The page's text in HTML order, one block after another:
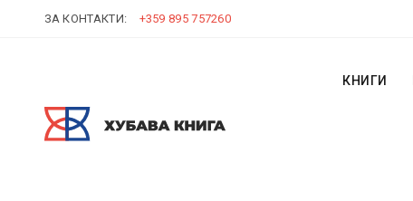
ЗА КОНТАКТИ: +359 895 757260
КНИГИ